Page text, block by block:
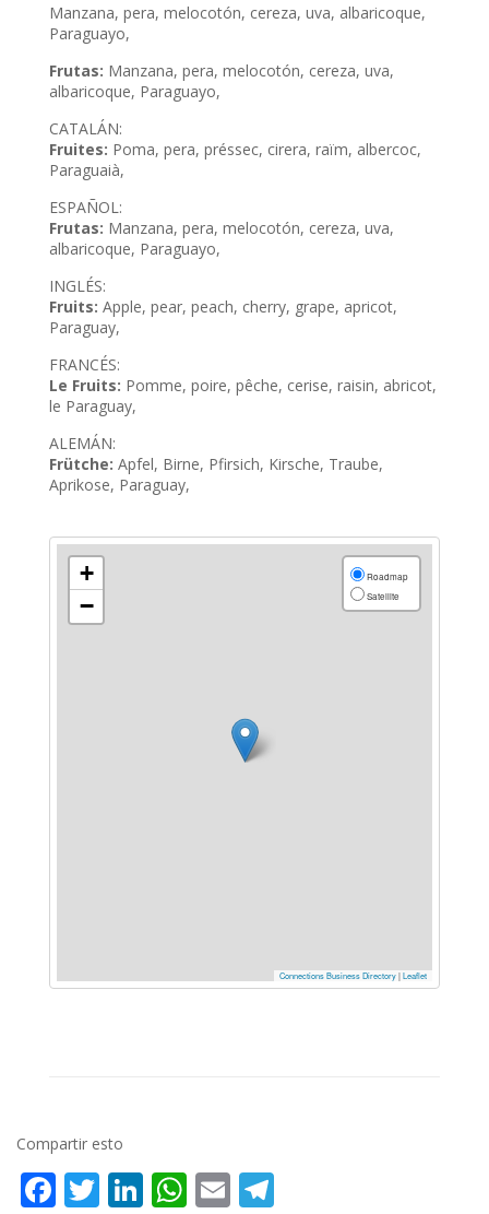
Manzana, pera, melocotón, cereza, uva, albaricoque,
Paraguayo,
Frutas: Manzana, pera, melocotón, cereza, uva,
albaricoque, Paraguayo,
CATALÁN:
Fruites: Poma, pera, préssec, cirera, raïm, albercoc,
Paraguaià,
ESPAÑOL:
Frutas: Manzana, pera, melocotón, cereza, uva,
albaricoque, Paraguayo,
INGLÉS:
Fruits: Apple, pear, peach, cherry, grape, apricot,
Paraguay,
FRANCÉS:
Le Fruits: Pomme, poire, pêche, cerise, raisin, abricot,
le Paraguay,
ALEMÁN:
Frütche: Apfel, Birne, Pfirsich, Kirsche, Traube,
Aprikose, Paraguay,
+
−
Roadmap
Satellite
Connections Business Directory|Leaflet
Compartir esto
Facebook
Twitter
LinkedIn
WhatsApp
Email